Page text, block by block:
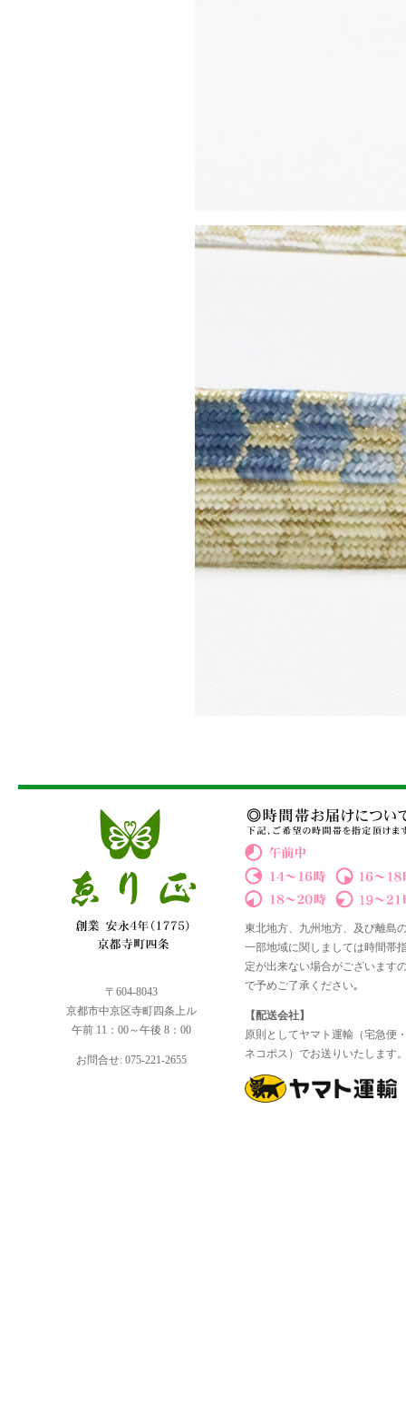
〒604-8043
京都市中京区寺町四条上ル
午前 11：00～午後 8：00
お問合せ: 075-221-2655
東北地方、九州地方、及び離島
一部地域に関しましては時間帯
定が出来ない場合がございます
で予めご了承ください｡
【配送会社】
原則としてヤマト運輸（宅急便
ネコポス）でお送りいたします